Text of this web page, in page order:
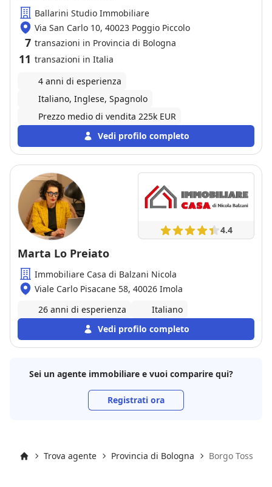
Ballarini Studio Immobiliare
Via San Carlo 10, 40023 Poggio Piccolo
7 transazioni in Provincia di Bologna
11 transazioni in Italia
4 anni di esperienza
Italiano, Inglese, Spagnolo
Prezzo medio di vendita 225k EUR
Vedi profilo completo
4.4
Marta Lo Preiato
Immobiliare Casa di Balzani Nicola
Viale Carlo Pisacane 58, 40026 Imola
26 anni di esperienza
Italiano
Vedi profilo completo
Sei un agente immobiliare e vuoi comparire qui?
Registrati ora
Trova agente Provincia di Bologna Borgo